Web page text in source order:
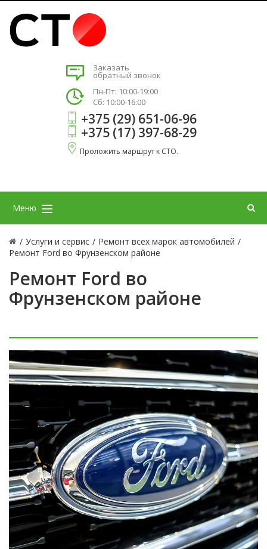
Заказать
обратный звонок
Пн-Пт: 10:00-19:00
Сб: 10:00-16:00
+375 (29) 651-06-96
+375 (17) 397-68-29
Проложить маршрут к СТО.
Меню
/ Услуги и сервис / Ремонт всех марок автомобилей /
Ремонт Ford во Фрунзенском районе
Ремонт Ford во
Фрунзенском районе